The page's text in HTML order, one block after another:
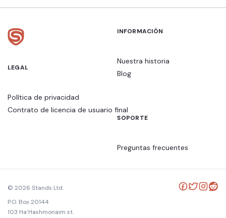
INFORMACIÓN
Nuestra historia
Blog
LEGAL
Política de privacidad
Contrato de licencia de usuario final
SOPORTE
Preguntas frecuentes
© 2026 Stands Ltd.
P.O. Box 20144
103 Ha’Hashmonaim st.